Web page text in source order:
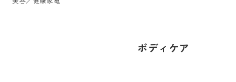
ボディケア